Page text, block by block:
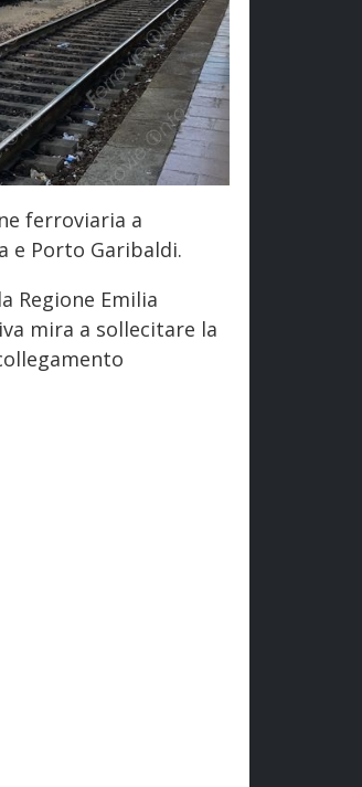
ferroviaria a
e Porto Garibaldi.
Regione Emilia
mira a sollecitare la